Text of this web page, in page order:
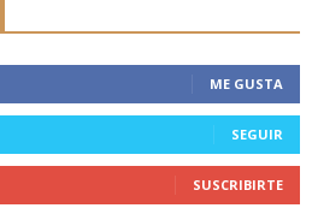
ME GUSTA
SEGUIR
SUSCRIBIRTE